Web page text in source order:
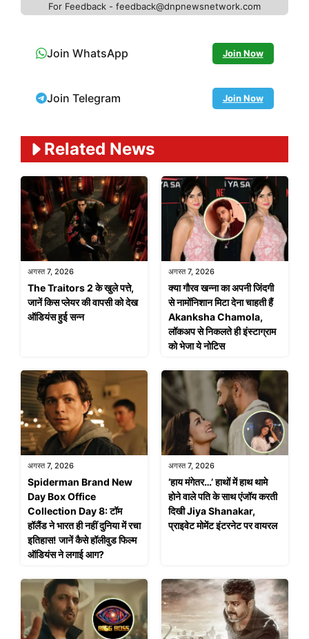
For Feedback - feedback@dnpnewsnetwork.com
Join WhatsApp Join Now
Join Telegram Join Now
Related News
अगस्त 7, 2026
The Traitors 2 के खुले पत्ते,
जानें किस प्लेयर की वापसी को देख
ऑडियंस हुई सन्न
अगस्त 7, 2026
क्या गौरव खन्ना का अपनी जिंदगी
से नामोंनिशान मिटा देना चाहती हैं
Akanksha Chamola,
लॉकअप से निकलते ही इंस्टाग्राम
को भेजा ये नोटिस
अगस्त 7, 2026
Spiderman Brand New
Day Box Office
Collection Day 8: टॉम
हॉलैंड ने भारत ही नहीं दुनिया में रचा
इतिहास! जानें कैसे हॉलीवुड फिल्म
ऑडियंस ने लगाई आग?
अगस्त 7, 2026
‘हाय मंगेतर…’ हाथों में हाथ थामे
होने वाले पति के साथ एंजॉय करती
दिखी Jiya Shanakar,
प्राइवेट मोमेंट इंटरनेट पर वायरल